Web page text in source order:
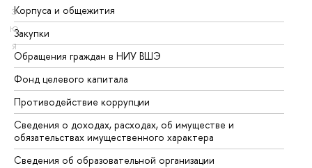
Э
Ю
Я
Корпуса и общежития
Закупки
Обращения граждан в НИУ ВШЭ
Фонд целевого капитала
Противодействие коррупции
Сведения о доходах, расходах, об имуществе и
обязательствах имущественного характера
Сведения об образовательной организации